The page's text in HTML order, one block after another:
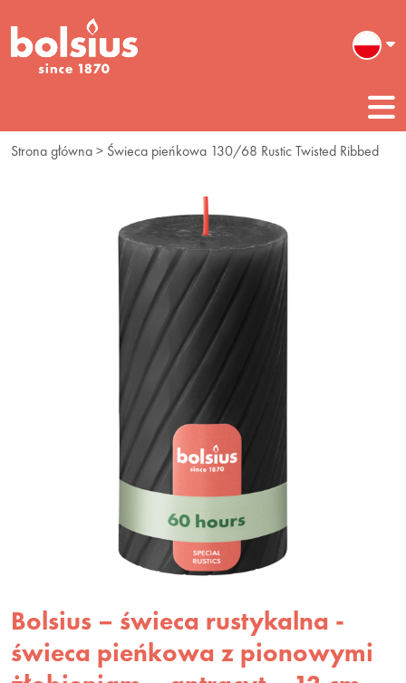
Strona główna> Świeca pieńkowa 130/68 Rustic Twisted Ribbed
Bolsius – świeca rustykalna -
świeca pieńkowa z pionowymi